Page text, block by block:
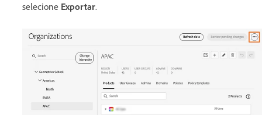
selecione Exportar.